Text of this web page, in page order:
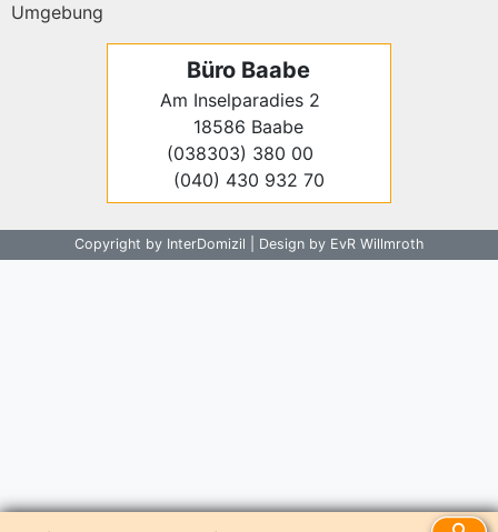
Umgebung
Büro Baabe
Am Inselparadies 2
18586 Baabe
(038303) 380 00
(040) 430 932 70
Copyright by InterDomizil | Design by EvR Willmroth